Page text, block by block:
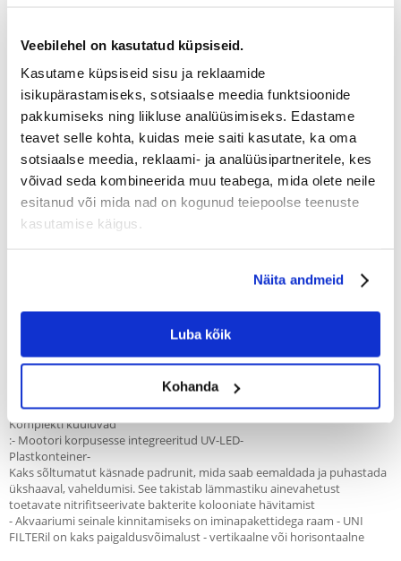
Veebilehel on kasutatud küpsiseid.
Kasutame küpsiseid sisu ja reklaamide
isikupärastamiseks, sotsiaalse meedia funktsioonide
pakkumiseks ning liikluse analüüsimiseks. Edastame
teavet selle kohta, kuidas meie saiti kasutate, ka oma
sotsiaalse meedia, reklaami- ja analüüsipartneritele, kes
võivad seda kombineerida muu teabega, mida olete neile
esitanud või mida nad on kogunud teiepoolse teenuste
kasutamise käigus.
Näita andmeid
Luba kõik
Kohanda
100%
Recommend
100% KLIENTIDEST SOOVITAB SEDA TOODET
WRITE A REVIEW
UNI FILTER UV on mõeldud akvaariumivee puhastamiseks ja
vastu, mis suurendab vee selgust ja tagab kalade tervise. UV
valgusdioodid saab sisse või välja lülitada sõltumata filtri toimimisest.
UNI FILTER UV 750 on soovitatav maksimaalselt 200-300 l
mahutavusega mahutite jaoks.
Komplekti kuuluvad
:- Mootori korpusesse integreeritud UV-LED-
Plastkonteiner-
Kaks sõltumatut käsnade padrunit, mida saab eemaldada ja puhastada
ükshaaval, vaheldumisi. See takistab lämmastiku ainevahetust
toetavate nitrifitseerivate bakterite kolooniate hävitamist
- Akvaariumi seinale kinnitamiseks on iminapakettidega raam - UNI
FILTERil on kaks paigaldusvõimalust - vertikaalne või horisontaalne